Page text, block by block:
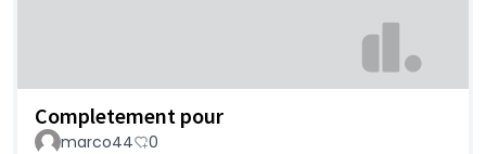
Completement pour
marco44 0